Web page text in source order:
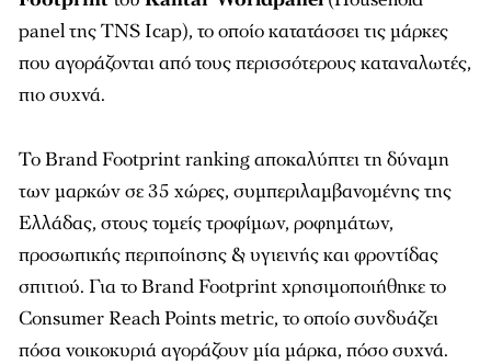
panel της TNS Icap), το οποίο κατατάσσει τις μάρκες
που αγοράζονται από τους περισσότερους καταναλωτές,
πιο συχνά.
Το Brand Footprint ranking αποκαλύπτει τη δύναμη
των μαρκών σε 35 χώρες, συμπεριλαμβανομένης της
Ελλάδας, στους τομείς τροφίμων, ροφημάτων,
προσωπικής περιποίησης & υγιεινής και φροντίδας
σπιτιού. Για το Brand Footprint χρησιμοποιήθηκε το
Consumer Reach Points metric, το οποίο συνδυάζει
πόσα νοικοκυριά αγοράζουν μία μάρκα, πόσο συχνά.